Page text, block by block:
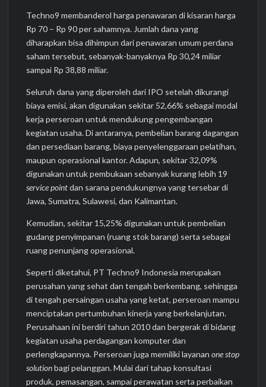
Techno9 membanderol harga penawaran di kisaran harga
Rp 70 – Rp 90 per sahamnya. Jumlah dana yang
diharapkan bisa dihimpun dari penawaran umum perdana
saham tersebut, sebanyak-banyaknya Rp 30,24 miliar
sampai Rp 38,88 miliar.
Seluruh dana yang diperoleh dari IPO setelah dikurangi
biaya emisi, akan digunakan sekitar 52,66% sebagai modal
kerja perseroan untuk mendukung pengembangan
kegiatan usaha. Di antaranya, pembelian barang dagangan
dan persediaan barang, biaya penyelenggaraan pelatihan,
maupun operasional kantor. Adapun, sekitar 32,09%
digunakan untuk pembukaan sebanyak kurang lebih 19
service pointdan sarana pendukungnya yang tersebar di
Jawa, Sumatra, Sulawesi, dan Kalimantan.
Kemudian, sekitar 15,25% digunakan untuk pembelian
gudang penyimpanan (ruang stok barang) serta sebagai
ruang penunjang operasional.
Seperti diketahui, PT Techno9 Indonesia merupakan
perusahan yang sehat dan tengah berkembang, sehingga
di tengah persaingan usaha yang ketat, perseroan mampu
menciptakan pertumbuhan kinerja yang berkelanjutan.
Perusahaan ini berdiri tahun 2010 dan bergerak di bidang
kegiatan usaha perdagangan komputer dan
perlengkapannya. Perseroan juga memiliki layananone stop
solutionbagi pelanggan. Mulai dari tahap konsultasi
produk, pemasangan, sampai perawatan serta perbaikan